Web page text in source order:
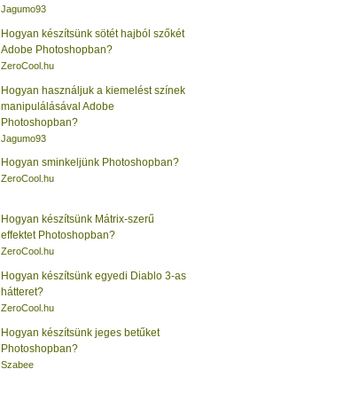
Jagumo93
Hogyan készítsünk sötét hajból szőkét
Adobe Photoshopban?
ZeroCool.hu
Hogyan használjuk a kiemelést színek
manipulálásával Adobe
Photoshopban?
Jagumo93
Hogyan sminkeljünk Photoshopban?
ZeroCool.hu
Hogyan készítsünk Mátrix-szerű
effektet Photoshopban?
ZeroCool.hu
Hogyan készítsünk egyedi Diablo 3-as
hátteret?
ZeroCool.hu
Hogyan készítsünk jeges betűket
Photoshopban?
Szabee